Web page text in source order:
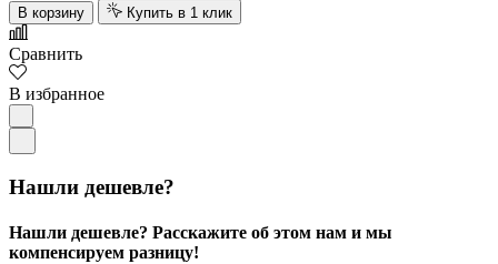
В корзину Купить в 1 клик
Сравнить
В избранное
Нашли дешевле?
Нашли дешевле? Расскажите об этом нам и мы
компенсируем разницу!